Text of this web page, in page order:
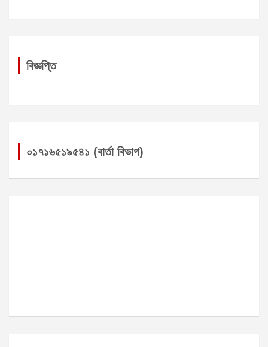
বিজ্ঞপ্তি
০১৭১৬৫১৯৫৪১ (বার্তা বিভাগ)